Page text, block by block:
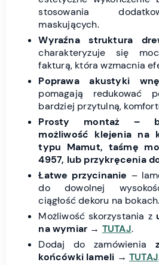
stosowania
maskujących.
Wyraźna struktura
charakteryzuje się
fakturą, która wzmacnia
Poprawa akustyki
pomagają redukować
bardziej przytulną,
Prosty montaż –
możliwość klejenia na
typu Mamut, taśmę
4957, lub przykręcenia
Łatwe przycinanie –
do dowolnej
ciągłość dekoru na bokach.
Możliwość skorzystania z
na wymiar → TUTAJ.
Dodaj do zamówienia
końcówki lameli → TUTAJ